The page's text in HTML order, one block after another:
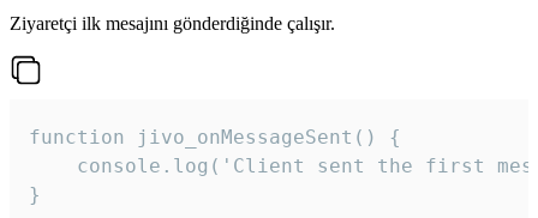
Ziyaretçi ilk mesajını gönderdiğinde çalışır.
function jivo_onMessageSent() {
console.log('Client sent the first
}